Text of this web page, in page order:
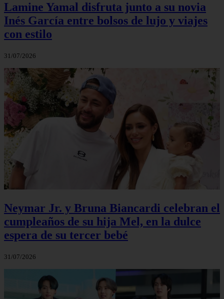
Lamine Yamal disfruta junto a su novia
Inés García entre bolsos de lujo y viajes
con estilo
31/07/2026
Neymar Jr. y Bruna Biancardi celebran el
cumpleaños de su hija Mel, en la dulce
espera de su tercer bebé
31/07/2026